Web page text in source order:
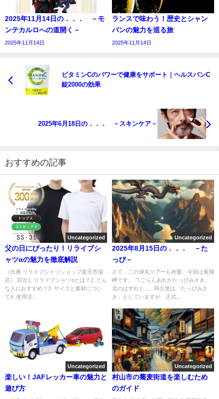
2025年11月14日の．．． －モ
ンテカルロへの道開く－
2025年11月14日
ランスで味わう！歴史とシャン
パンの魅力を巡る旅
2025年11月14日
ビタミンCのパワーで健康をサポート｜ヘルスパンC
錠2000の効果
2025年6月18日の．．． －スキンケア－
おすすめの記事
Uncategorized
父の日にぴったり！リライブシ
ャツαの魅力を徹底解説
（出典 リライブシャツショップ楽天市場
店） 目次1. リライブシャツαとは？2. どん
な人におすすめ？3. サイズと素材につい
て4. 使用法...
Uncategorized
2025年8月15日の．．． －た
っぴ－
さて、この弾丸ツアーも終盤。今回は竜飛
岬です。 〽ごらんあれがたっぴみさき、
北のはずれと...。阿久悠は「たっぴみさ
き」としていますが、正式...
Uncategorized
楽しい！JAFレッカー車の魅力と
遊び方
Uncategorized
村山市の蕎麦街道を楽しむため
のガイド